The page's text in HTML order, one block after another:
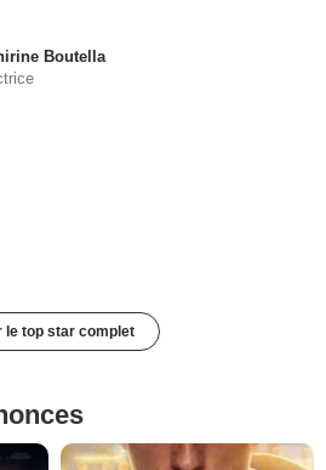
Boutella
le top star complet